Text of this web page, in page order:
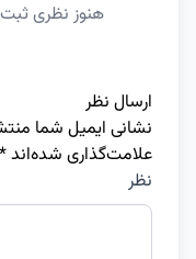
هنوز نظری
ارسال نظر
نشانی ایمیل شما
علامت‌گذاری شده‌اند*
نظر